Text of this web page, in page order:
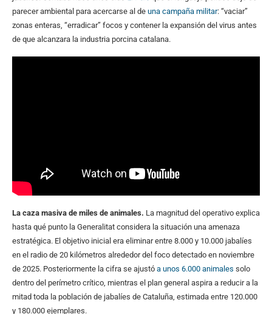
parecer ambiental para acercarse al de una campaña militar: “vaciar”
zonas enteras, “erradicar” focos y contener la expansión del virus antes
de que alcanzara la industria porcina catalana.
La caza masiva de miles de animales. La magnitud del operativo explica
hasta qué punto la Generalitat considera la situación una amenaza
estratégica. El objetivo inicial era eliminar entre 8.000 y 10.000 jabalíes
en el radio de 20 kilómetros alrededor del foco detectado en noviembre
de 2025. Posteriormente la cifra se ajustó a unos 6.000 animales solo
dentro del perímetro crítico, mientras el plan general aspira a reducir a la
mitad toda la población de jabalíes de Cataluña, estimada entre 120.000
y 180.000 ejemplares.